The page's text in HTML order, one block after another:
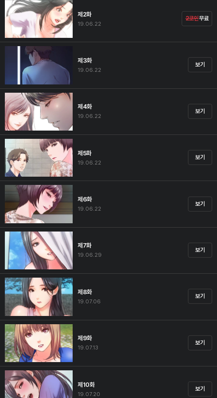
제2화
19.06.22
2코인무료
제3화
19.06.22
보기
제4화
19.06.22
보기
제5화
19.06.22
보기
제6화
19.06.22
보기
제7화
19.06.29
보기
제8화
19.07.06
보기
제9화
19.07.13
보기
제10화
19.07.20
보기